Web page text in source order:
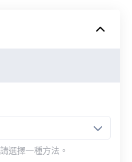
雲端硬碟
選擇一種方法。